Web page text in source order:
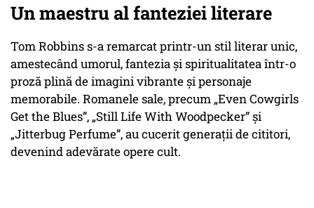
Un maestru al fanteziei literare
Tom Robbins s-a remarcat printr-un stil literar unic,
amestecând umorul, fantezia și spiritualitatea într-o
proză plină de imagini vibrante și personaje
memorabile. Romanele sale, precum „Even Cowgirls
Get the Blues”, „Still Life With Woodpecker” și
„Jitterbug Perfume”, au cucerit generații de cititori,
devenind adevărate opere cult.